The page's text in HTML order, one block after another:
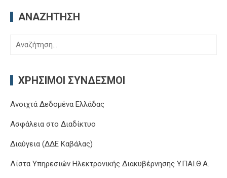
ΑΝΑΖΉΤΗΣΗ
Αναζήτηση
ΧΡΉΣΙΜΟΙ ΣΎΝΔΕΣΜΟΙ
Ανοιχτά Δεδομένα Ελλάδας
Ασφάλεια στο Διαδίκτυο
Διαύγεια (ΔΔΕ Καβάλας)
Λίστα Υπηρεσιών Ηλεκτρονικής Διακυβέρνησης Y.ΠΑΙ.Θ.Α.